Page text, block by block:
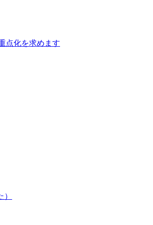
点化を求めます